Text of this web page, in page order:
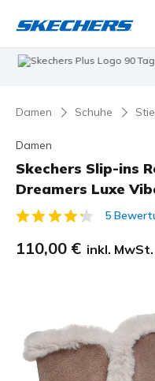
90
Damen Schuhe
Damen
Skechers Slip-ins
Dreamers Luxe
4,9 von 5 5
110,00 € inkl. MwSt.